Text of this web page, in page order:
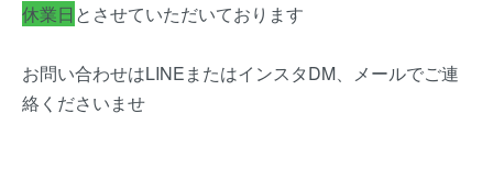
休業日 とさせていただいております
お問い合わせはLINEまたはインスタDM、メールでご連
絡くださいませ